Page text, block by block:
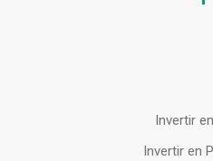
Invertir
Invertir en